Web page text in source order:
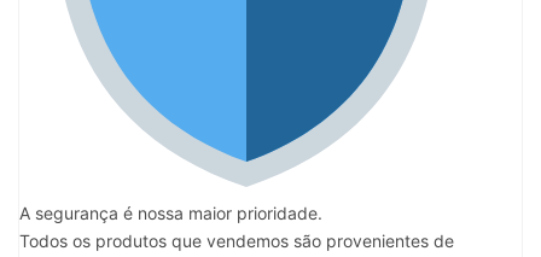
A segurança é nossa maior prioridade.
Todos os produtos que vendemos são provenientes de